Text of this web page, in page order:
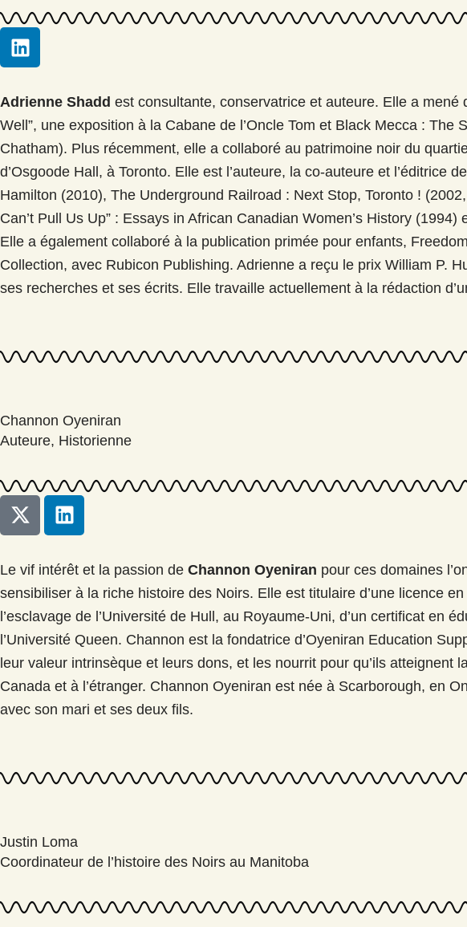
L
i
k
e
d
i
n
Adrienne Shadd est consultante, conservatrice et auteure. Elle a mené
Well”, une exposition à la Cabane de l’Oncle Tom et Black Mecca :
Chatham). Plus récemment, elle a collaboré au patrimoine noir du
d’Osgoode Hall, à Toronto. Elle est l’auteure, la co-auteure et
Hamilton (2010), The Underground Railroad : Next Stop, Toronto !
Can’t Pull Us Up” : Essays in African Canadian Women’s History
Elle a également collaboré à la publication primée pour enfants,
Collection, avec Rubicon Publishing. Adrienne a reçu le prix William P.
ses recherches et ses écrits. Elle travaille actuellement à la rédaction
Channon Oyeniran
Auteure, Historienne
L
i
k
e
d
i
n
Le vif intérêt et la passion de Channon Oyeniran pour ces domaines
sensibiliser à la riche histoire des Noirs. Elle est titulaire d’une licence
l’esclavage de l’Université de Hull, au Royaume-Uni, d’un certificat en
l’Université Queen. Channon est la fondatrice d’Oyeniran Education
leur valeur intrinsèque et leurs dons, et les nourrit pour qu’ils atteignent
Canada et à l’étranger. Channon Oyeniran est née à Scarborough, en
avec son mari et ses deux fils.
Justin Loma
Coordinateur de l’histoire des Noirs au Manitoba